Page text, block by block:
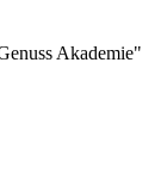
Akademie"